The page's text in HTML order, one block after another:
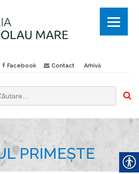
Facebook Contact Arhivă
PRIMEȘTE